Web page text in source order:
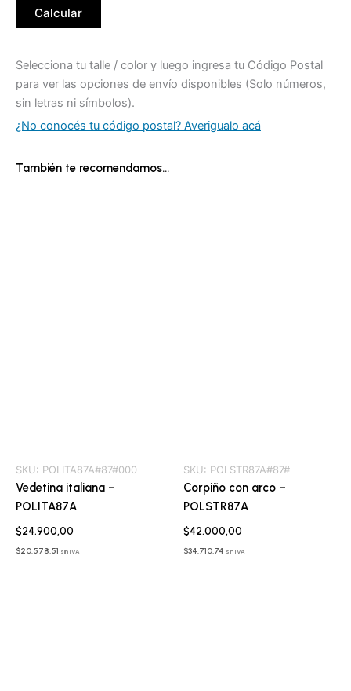
Calcular
Selecciona tu talle / color y luego ingresa tu Código Postal
para ver las opciones de envío disponibles (Solo números,
sin letras ni símbolos).
¿No conocés tu código postal? Averigualo acá
También te recomendamos…
SKU: POLITA87A#87#000
Vedetina italiana –
POLITA87A
$24.900,00
$20.578,51 sin IVA
SKU: POLSTR87A#87#
Corpiño con arco –
POLSTR87A
$42.000,00
$34.710,74 sin IVA